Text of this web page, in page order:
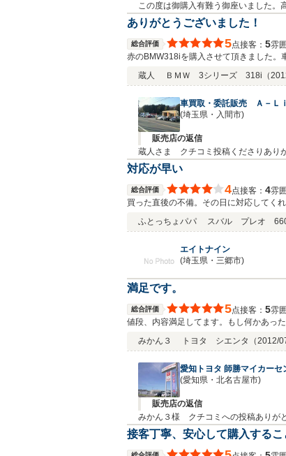
この度は御購入有難う御座いました。
Ｗチェック（ＡＩＳ／ＪＡＡＡ）、
ありがとうございました！
総合評価 5点接客： 5雰
赤のBMW318iを購入させて頂きました。
ての方にもお勧めのお店です。社長さん
蔵人 ＢＭＷ 3シリーズ 318i （
車買取・委託販売 Ａ－Ｌ
(埼玉県・入間市)
販売店の返信
蔵人さま クチコミ投稿くださりあり
お渡しした直後に、助手席の窓が閉ま
す！！定期的なメンテナンスは、大き
なことでも遠慮なくお声掛けください
対応が早い
総合評価 4点接客： 4雰
買った直後の不備。その日に対応してく
ふとっちょパパ
スバル プレオ 660
エイトナイン
(埼玉県・三郷市)
満足です。
総合評価 5点接客： 5雰
値段、内容満足してます。もし何かあっ
みかん３
トヨタ シエンタ （2012/
愛知トヨタ 師勝マイカーセ
(愛知県・北名古屋市)
販売店の返信
みかん３様 クチコミへの投稿ありが
さい。
接客丁寧、安心して購入するこ